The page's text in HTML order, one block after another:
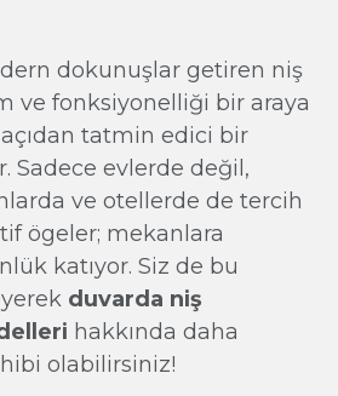
dokunuşlar getiren niş
ve fonksiyonelliği bir araya
tatmin edici bir
Sadece evlerde değil,
ve otellerde de tercih
ögeler; mekanlara
katıyor. Siz de bu
duvarda niş
hakkında daha
olabilirsiniz!